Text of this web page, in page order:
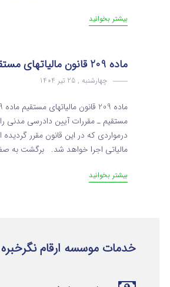
بیشتر بخوانید
ماده 209 قانون مالیاتهای مستقیم
چهارشنبه , 25 تیر 1404
مستقیم ـ مقررات آیین دادرسی مدنی
درمواردی که در این قانون مقرر گردیده
مالیاتی اجرا خواهد شد. برگشت به
بیشتر بخوانید
خدمات موسسه ارقام نگرخبره